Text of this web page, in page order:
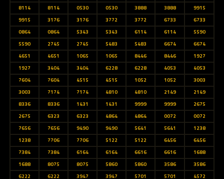
8114
8114 0530 0530 3888 3888
9915
9915
3176 3176 3772 3772 6733
6733
0864
0864 5343 5343 6114 6114
5590
5590
2745 2745 5483 5483 6674
6674
4651
4651 1065 1065 8446 8446
1927
1927
3404 3404 6228 6228 4053
4053
7604
7604 4515 4515 1052 1052
3003
3003
7174 7174 4810 4810 2149
2149
8336
8336 1431 1431 9999 9999
2675
2675
6323 6323 4864 4864 0072
0072
7656
7656 9490 9490 5641 5641
1238
1238
7706 7706 5122 5122 6456
6456
7384
7384 6164 6164 6616 6616
1688
1688
8075 8075 5860 5860 3586
3586
6222
6222 3947 3947 5701 5701 4572